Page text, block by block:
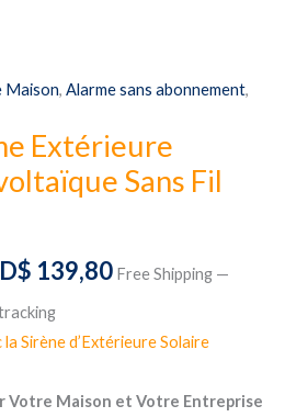
Maison, Alarme sans abonnement,
Extérieure
Sans Fil
159,98.
139,80Current
is:
AUD$ 139,80.
Free Shipping —
Sirène d’Extérieure Solaire
Votre Maison et Votre Entreprise